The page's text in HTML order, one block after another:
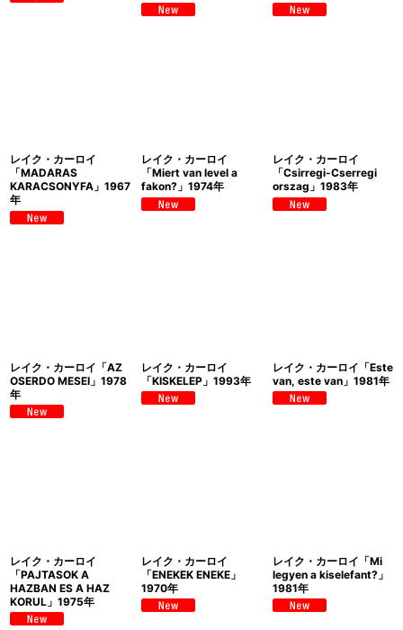
レイク・カーロイ
「MADARAS
KARACSONYFA」1967
年
レイク・カーロイ
「Miert van level a
fakon?」1974年
レイク・カーロイ
「Csirregi-Cserregi
orszag」1983年
レイク・カーロイ「AZ
OSERDO MESEI」1978
年
レイク・カーロイ
「KISKELEP」1993年
レイク・カーロイ「Este
van, este van」1981年
レイク・カーロイ
「PAJTASOK A
HAZBAN ES A HAZ
KORUL」1975年
レイク・カーロイ
「ENEKEK ENEKE」
1970年
レイク・カーロイ「Mi
legyen a kiselefant?」
1981年